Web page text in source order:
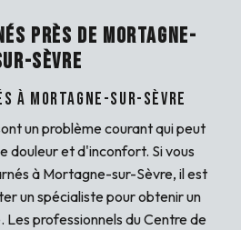
PRÈS DE MORTAGNE-
SÈVRE
à Mortagne-sur-Sèvre
un problème courant qui peut
douleur et d'inconfort. Si vous
à Mortagne-sur-Sèvre, il est
un spécialiste pour obtenir un
professionnels du Centre de